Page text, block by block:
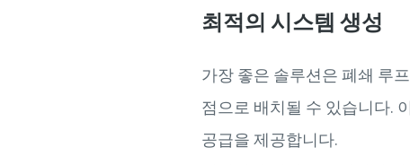
최적의 시스템 생성
가장 좋은 솔루션은 폐쇄 루
점으로 배치될 수 있습니다.
공급을 제공합니다.